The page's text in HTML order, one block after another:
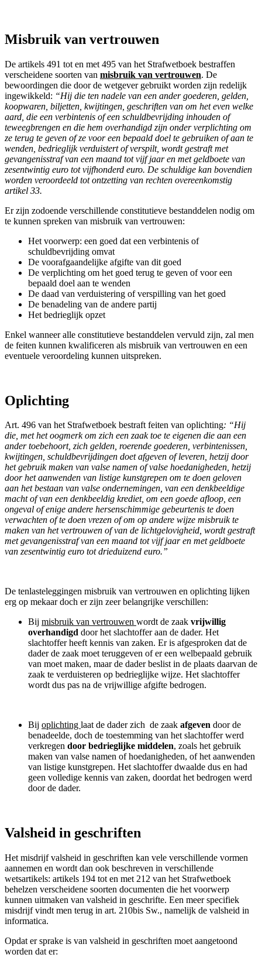
Misbruik van vertrouwen
De artikels 491 tot en met 495 van het Strafwetboek bestraffen
verscheidene soorten van misbruik van vertrouwen. De
bewoordingen die door de wetgever gebruikt worden zijn redelijk
ingewikkeld: “Hij die ten nadele van een ander goederen, gelden,
koopwaren, biljetten, kwijtingen, geschriften van om het even welke
aard, die een verbintenis of een schuldbevrijding inhouden of
teweegbrengen en die hem overhandigd zijn onder verplichting om
ze terug te geven of ze voor een bepaald doel te gebruiken of aan te
wenden, bedrieglijk verduistert of verspilt, wordt gestraft met
gevangenisstraf van een maand tot vijf jaar en met geldboete van
zesentwintig euro tot vijfhonderd euro. De schuldige kan bovendien
worden veroordeeld tot ontzetting van rechten overeenkomstig
artikel 33.
Er zijn zodoende verschillende constitutieve bestanddelen nodig om
te kunnen spreken van misbruik van vertrouwen:
Het voorwerp: een goed dat een verbintenis of
schuldbevrijding omvat
De voorafgaandelijke afgifte van dit goed
De verplichting om het goed terug te geven of voor een
bepaald doel aan te wenden
De daad van verduistering of verspilling van het goed
De benadeling van de andere partij
Het bedrieglijk opzet
Enkel wanneer alle constitutieve bestanddelen vervuld zijn, zal men
de feiten kunnen kwalificeren als misbruik van vertrouwen en een
eventuele veroordeling kunnen uitspreken.
Oplichting
Art. 496 van het Strafwetboek bestraft feiten van oplichting: “Hij
die, met het oogmerk om zich een zaak toe te eigenen die aan een
ander toebehoort, zich gelden, roerende goederen, verbintenissen,
kwijtingen, schuldbevrijdingen doet afgeven of leveren, hetzij door
het gebruik maken van valse namen of valse hoedanigheden, hetzij
door het aanwenden van listige kunstgrepen om te doen geloven
aan het bestaan van valse ondernemingen, van een denkbeeldige
macht of van een denkbeeldig krediet, om een goede afloop, een
ongeval of enige andere hersenschimmige gebeurtenis te doen
verwachten of te doen vrezen of om op andere wijze misbruik te
maken van het vertrouwen of van de lichtgelovigheid, wordt gestraft
met gevangenisstraf van een maand tot vijf jaar en met geldboete
van zesentwintig euro tot drieduizend euro.”
De tenlasteleggingen misbruik van vertrouwen en oplichting lijken
erg op mekaar doch er zijn zeer belangrijke verschillen:
Bij misbruik van vertrouwen wordt de zaak vrijwillig
overhandigd door het slachtoffer aan de dader. Het
slachtoffer heeft kennis van zaken. Er is afgesproken dat de
dader de zaak moet teruggeven of er een welbepaald gebruik
van moet maken, maar de dader beslist in de plaats daarvan de
zaak te verduisteren op bedrieglijke wijze. Het slachtoffer
wordt dus pas na de vrijwillige afgifte bedrogen.
Bij oplichting laat de dader zich de zaak afgeven door de
benadeelde, doch de toestemming van het slachtoffer werd
verkregen door bedrieglijke middelen, zoals het gebruik
maken van valse namen of hoedanigheden, of het aanwenden
van listige kunstgrepen. Het slachtoffer dwaalde dus en had
geen volledige kennis van zaken, doordat het bedrogen werd
door de dader.
Valsheid in geschriften
Het misdrijf valsheid in geschriften kan vele verschillende vormen
aannemen en wordt dan ook beschreven in verschillende
wetsartikels: artikels 194 tot en met 212 van het Strafwetboek
behelzen verscheidene soorten documenten die het voorwerp
kunnen uitmaken van valsheid in geschrifte. Een meer specifiek
misdrijf vindt men terug in art. 210bis Sw., namelijk de valsheid in
informatica.
Opdat er sprake is van valsheid in geschriften moet aangetoond
worden dat er: